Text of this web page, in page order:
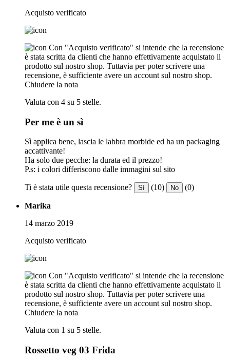
Acquisto verificato
Con "Acquisto verificato" si intende che la recensione
è stata scritta da clienti che hanno effettivamente acquistato il
prodotto sul nostro shop. Tuttavia per poter scrivere una
recensione, è sufficiente avere un account sul nostro shop.
Chiudere la nota
Valuta con 4 su 5 stelle.
Per me è un sì
Sì applica bene, lascia le labbra morbide ed ha un packaging
accattivante!
Ha solo due pecche: la durata ed il prezzo!
P.s: i colori differiscono dalle immagini sul sito
Ti è stata utile questa recensione? Sì (10) No (0)
Marika
14 marzo 2019
Acquisto verificato
Con "Acquisto verificato" si intende che la recensione
è stata scritta da clienti che hanno effettivamente acquistato il
prodotto sul nostro shop. Tuttavia per poter scrivere una
recensione, è sufficiente avere un account sul nostro shop.
Chiudere la nota
Valuta con 1 su 5 stelle.
Rossetto veg 03 Frida